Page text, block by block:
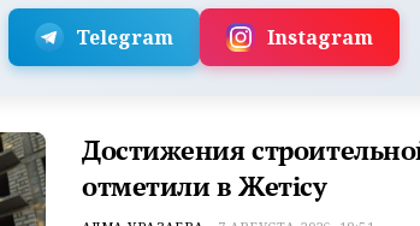
Telegram Instagram
Достижения
отметили в Жетісу